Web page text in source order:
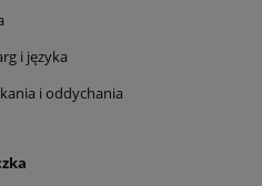
i języka
i oddychania